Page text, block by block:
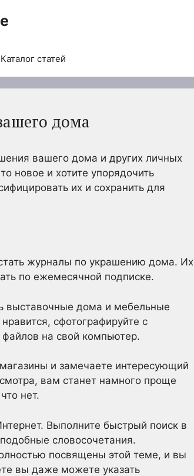
Каталог статей
дома
вашего дома и других личных
новое и хотите упорядочить
их и сохранить для
журналы по украшению дома. Их
по ежемесячной подписке.
выставочные дома и мебельные
сфотографируйте с
на свой компьютер.
и замечаете интересующий
вам станет намного проще
нет.
Выполните быстрый поиск в
словосочетания.
посвящены этой теме, и вы
вы даже можете указать